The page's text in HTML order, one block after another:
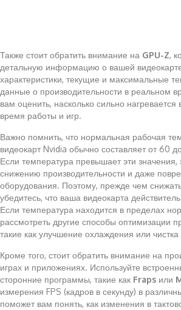
Также стоит обратить внимание на GPU-Z,
детальную информацию о вашей
характеристики, текущие и максимальные
данные о производительности в реальном
вам оценить, насколько сильно
время работы и игр.
Важно помнить, что нормальная рабочая
видеокарт Nvidia обычно составляет от 60
Если температура превышает эти значения,
снижению производительности и даже
оборудования. Поэтому, прежде чем снижать
убедитесь, что ваша видеокарта
Если температура находится в пределах
рассмотреть другие способы оптимизации
такие как улучшение охлаждения или
Кроме того, стоит обратить внимание на
играх и приложениях. Используйте
сторонние программы, такие как Fraps или
измерения FPS (кадров в секунду) в
поможет вам понять, как изменения в